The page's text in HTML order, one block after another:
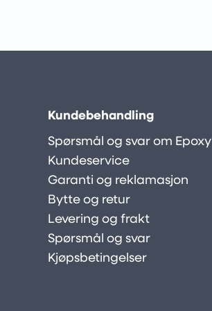
Kundebehandling
Spørsmål og svar om Epoxy
Kundeservice
Garanti og reklamasjon
Bytte og retur
Levering og frakt
Spørsmål og svar
Kjøpsbetingelser